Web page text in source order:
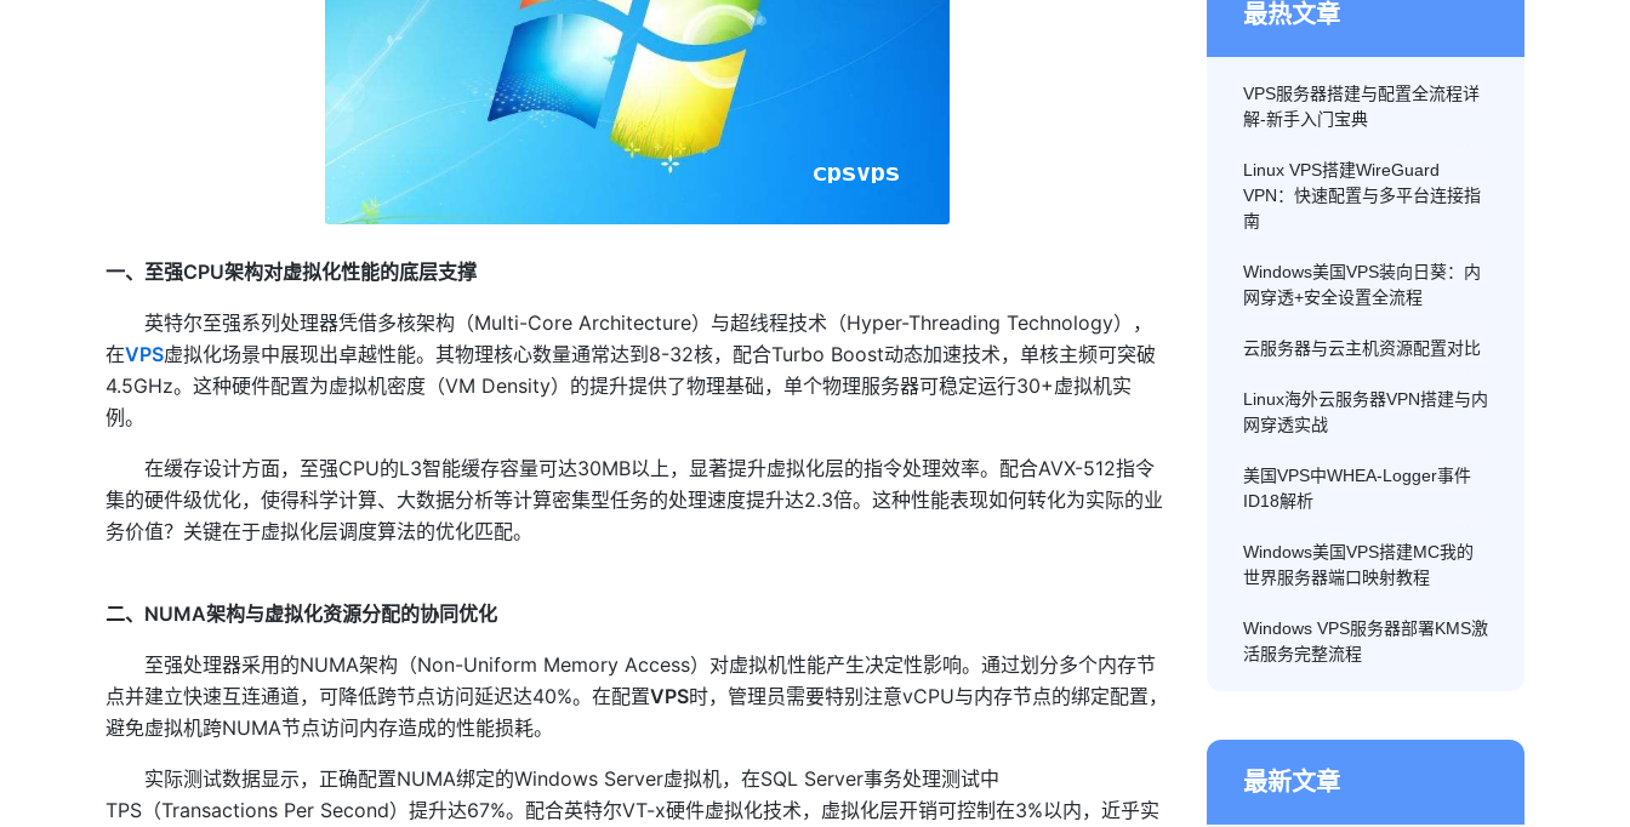
一、至强CPU架构对虚拟化性能的底层支撑
英特尔至强系列处理器凭借多核架构（Multi-Core Architecture）与超线程技术（Hyper-Threading Technology），
在VPS虚拟化场景中展现出卓越性能。其物理核心数量通常达到8-32核，配合Turbo Boost动态加速技术，单核主频可突破
4.5GHz。这种硬件配置为虚拟机密度（VM Density）的提升提供了物理基础，单个物理服务器可稳定运行30+虚拟机实
例。
在缓存设计方面，至强CPU的L3智能缓存容量可达30MB以上，显著提升虚拟化层的指令处理效率。配合AVX-512指令
集的硬件级优化，使得科学计算、大数据分析等计算密集型任务的处理速度提升达2.3倍。这种性能表现如何转化为实际的业
务价值？关键在于虚拟化层调度算法的优化匹配。
二、NUMA架构与虚拟化资源分配的协同优化
至强处理器采用的NUMA架构（Non-Uniform Memory Access）对虚拟机性能产生决定性影响。通过划分多个内存节
点并建立快速互连通道，可降低跨节点访问延迟达40%。在配置VPS时，管理员需要特别注意vCPU与内存节点的绑定配置，
避免虚拟机跨NUMA节点访问内存造成的性能损耗。
实际测试数据显示，正确配置NUMA绑定的Windows Server虚拟机，在SQL Server事务处理测试中
TPS（Transactions Per Second）提升达67%。配合英特尔VT-x硬件虚拟化技术，虚拟化层开销可控制在3%以内，近乎实
最热文章
VPS服务器搭建与配置全流程详
解-新手入门宝典
Linux VPS搭建WireGuard
VPN：快速配置与多平台连接指
南
Windows美国VPS装向日葵：内
网穿透+安全设置全流程
云服务器与云主机资源配置对比
Linux海外云服务器VPN搭建与内
网穿透实战
美国VPS中WHEA-Logger事件
ID18解析
Windows美国VPS搭建MC我的
世界服务器端口映射教程
Windows VPS服务器部署KMS激
活服务完整流程
最新文章